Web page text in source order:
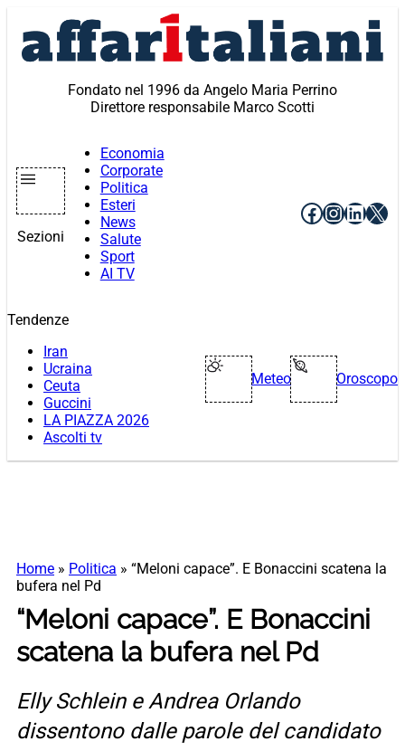
contenuto
Fondato nel 1996 da Angelo Maria Perrino
Direttore responsabile Marco Scotti
Sezioni
Economia
Corporate
Politica
Esteri
News
Salute
Sport
AI TV
Facebook
X
Tendenze
Iran
Ucraina
Ceuta
Guccini
LA PIAZZA 2026
Ascolti tv
Meteo Oroscopo
Home » Politica » “Meloni capace”. E Bonaccini scatena la
bufera nel Pd
“Meloni capace”. E Bonaccini
scatena la bufera nel Pd
Elly Schlein e Andrea Orlando
dissentono dalle parole del candidato